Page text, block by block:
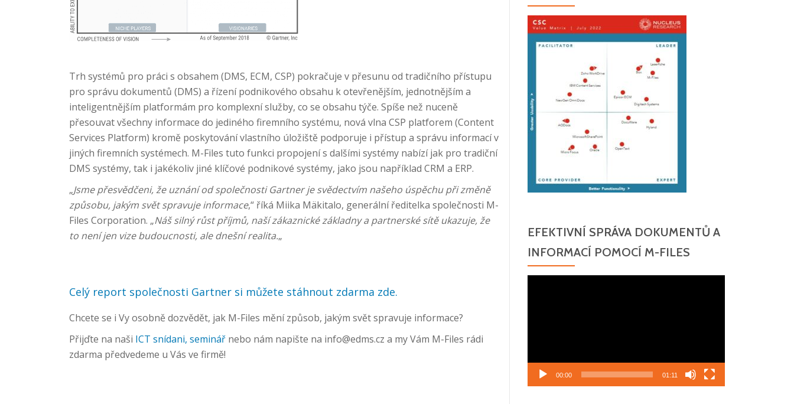
Trh systémů pro práci s obsahem (DMS, ECM, CSP) pokračuje v přesunu od tradičního přístupu
pro správu dokumentů (DMS) a řízení podnikového obsahu k otevřenějším, jednotnějším a
inteligentnějším platformám pro komplexní služby, co se obsahu týče. Spíše než nuceně
přesouvat všechny informace do jediného firemního systému, nová vlna CSP platforem (Content
Services Platform) kromě poskytování vlastního úložiště podporuje i přístup a správu informací v
jiných firemních systémech. M-Files tuto funkci propojení s dalšími systémy nabízí jak pro tradiční
DMS systémy, tak i jakékoliv jiné klíčové podnikové systémy, jako jsou například CRM a ERP.
„Jsme přesvědčeni, že uznání od společnosti Gartner je svědectvím našeho úspěchu při změně
způsobu, jakým svět spravuje informace,“ říká Miika Mäkitalo, generální ředitelka společnosti M-
Files Corporation. „Náš silný růst příjmů, naší zákaznické základny a partnerské sítě ukazuje, že
to není jen vize budoucnosti, ale dnešní realita.„
Celý report společnosti Gartner si můžete stáhnout zdarma zde.
Chcete se i Vy osobně dozvědět, jak M-Files mění způsob, jakým svět spravuje informace?
Přijďte na naši ICT snídani, seminář nebo nám napište na info@edms.cz a my Vám M-Files rádi
zdarma předvedeme u Vás ve firmě!
EFEKTIVNÍ SPRÁVA DOKUMENTŮ A
INFORMACÍ POMOCÍ M-FILES
00:00 01:11